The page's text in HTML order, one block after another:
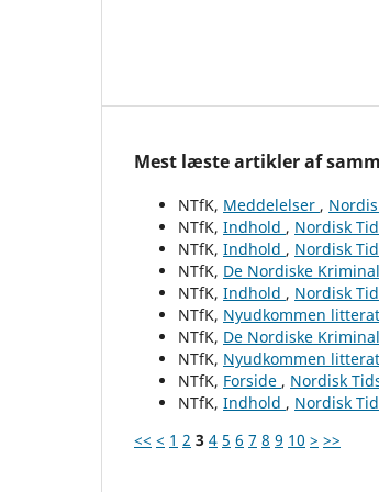
Mest læste artikler af
NTfK, Meddelelser ,
NTfK, Indhold , Nordisk
NTfK, Indhold , Nordisk
NTfK, De Nordiske
NTfK, Indhold , Nordisk
NTfK, Nyudkommen
NTfK, De Nordiske
NTfK, Nyudkommen
NTfK, Forside , Nordisk
NTfK, Indhold , Nordisk
<< < 1 2 3 4 5 6 7 8 9 10 > >>